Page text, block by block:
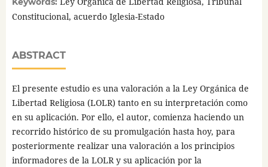
Constitucional, acuerdo Iglesia-Estado
ABSTRACT
El presente estudio es una valoración a la Ley Orgánica de
Libertad Religiosa (LOLR) tanto en su interpretación como
en su aplicación. Por ello, el autor, comienza haciendo un
recorrido histórico de su promulgación hasta hoy, para
posteriormente realizar una valoración a los principios
informadores de la LOLR y su aplicación por la